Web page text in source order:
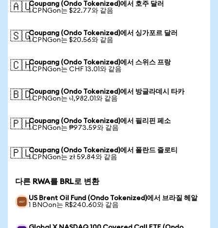
🇦🇺Coupang (Ondo Tokenized)에서 호주 달러
1 CPNGon는 $22.77와 같음
🇸🇬Coupang (Ondo Tokenized)에서 싱가포르 달러
1 CPNGon는 $20.56와 같음
🇨🇭Coupang (Ondo Tokenized)에서 스위스 프랑
1 CPNGon는 CHF 13.01와 같음
🇧🇩Coupang (Ondo Tokenized)에서 방글라데시 타카
1 CPNGon는 ৳1,982.01와 같음
🇵🇭Coupang (Ondo Tokenized)에서 필리핀 페소
1 CPNGon는 ₱973.59와 같음
🇵🇱Coupang (Ondo Tokenized)에서 폴란드 즐로티
1 CPNGon는 zł 59.84와 같음
다른 RWA를 BRL로 변환
US Brent Oil Fund (Ondo Tokenized)에서 브라질 헤알
1 BNOon는 R$240.60와 같음